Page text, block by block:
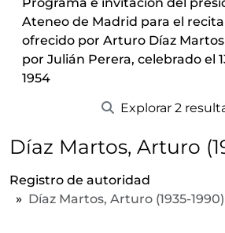
Ateneo de Madrid para el
ofrecido por Arturo Díaz
por Julián Perera, celebrado el
1954
Explorar 2
Díaz Martos, Arturo
Registro de autoridad
Díaz Martos, Arturo (1935-1990)